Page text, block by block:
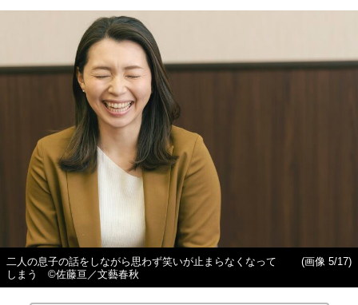
二人の息子の話をしながら思わず笑いが止まらなくなって
しまう ©佐藤亘／文藝春秋
(画像 5/17)